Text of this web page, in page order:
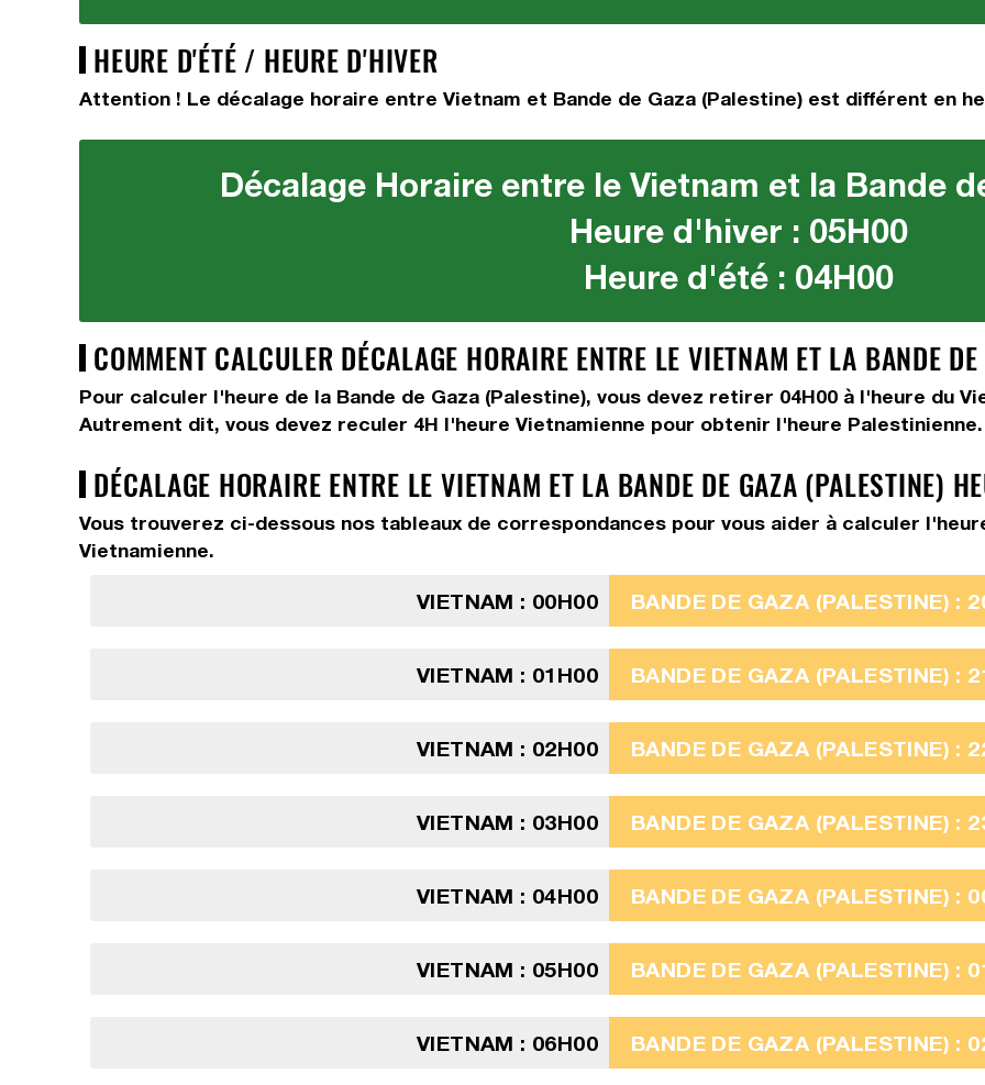
HEURE D'ÉTÉ / HEURE D'HIVER
Attention ! Le décalage horaire entre Vietnam et Bande de Gaza (Palestine) est différent en
Décalage Horaire entre le Vietnam et la Bande
Heure d'hiver : 05H00
Heure d'été : 04H00
COMMENT CALCULER DÉCALAGE HORAIRE ENTRE LE VIETNAM ET LA BANDE
Pour calculer l'heure de la Bande de Gaza (Palestine), vous devez retirer 04H00 à l'heure du
Autrement dit, vous devez reculer 4H l'heure Vietnamienne pour obtenir l'heure Palestinienne.
DÉCALAGE HORAIRE ENTRE LE VIETNAM ET LA BANDE DE GAZA (PALESTINE)
Vous trouverez ci-dessous nos tableaux de correspondances pour vous aider à calculer
Vietnamienne.
VIETNAM : 00H00 BANDE DE GAZA (PALESTINE) :
VIETNAM : 01H00 BANDE DE GAZA (PALESTINE) :
VIETNAM : 02H00 BANDE DE GAZA (PALESTINE) :
VIETNAM : 03H00 BANDE DE GAZA (PALESTINE) :
VIETNAM : 04H00 BANDE DE GAZA (PALESTINE) :
VIETNAM : 05H00 BANDE DE GAZA (PALESTINE) :
VIETNAM : 06H00 BANDE DE GAZA (PALESTINE) :